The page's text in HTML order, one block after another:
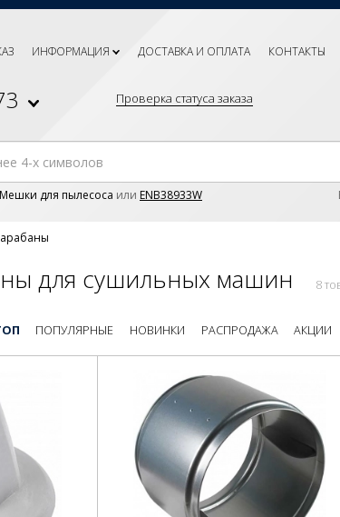
ИНФОРМАЦИЯ ДОСТАВКА И ОПЛАТА КОНТАКТЫ
Проверка статуса заказа
Мешки для пылесоса или ENB38933W
для сушильных машин 8
ПОПУЛЯРНЫЕ НОВИНКИ РАСПРОДАЖА АКЦИИ